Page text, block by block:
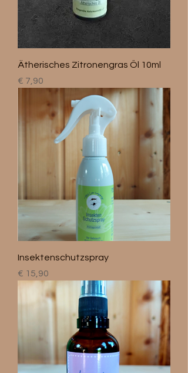
Ätherisches Zitronengras Öl 10ml
Preis
€ 7,90
Insektenschutzspray
Preis
€ 15,90